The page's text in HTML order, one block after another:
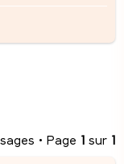
• Page 1sur 1